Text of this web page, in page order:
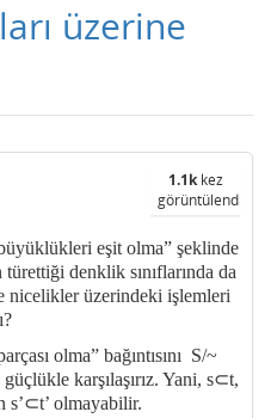
üzerine
1.1kkez
görüntülendi
eşit olma” şeklinde
türettiği denklik sınıflarında da
nicelikler üzerindeki işlemleri
olma” bağıntısını S/~
güçlükle karşılaşırız. Yani, s⊂t,
s’⊂t’ olmayabilir.